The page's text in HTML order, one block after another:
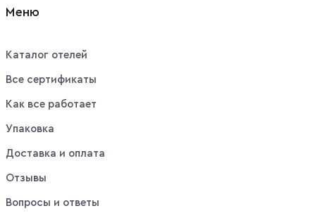
Меню
Каталог отелей
Все сертификаты
Как все работает
Упаковка
Доставка и оплата
Отзывы
Вопросы и ответы